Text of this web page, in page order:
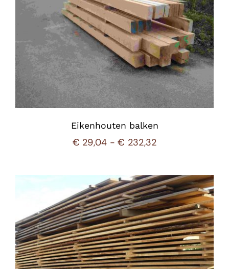
Eikenhouten balken
€ 29,04 - € 232,32Prijsklasse:
tot
€ 232,32